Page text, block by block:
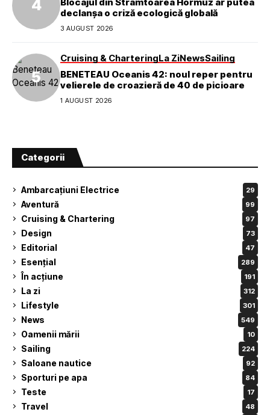
declanșa o criză ecologică globală
3 AUGUST 2026
Cruising & CharteringLa ZiNewsSailing
BENETEAU Oceanis 42: noul reper pentru
velierele de croazieră de 40 de picioare
1 AUGUST 2026
Categorii
Ambarcațiuni Electrice 29
Aventură 99
Cruising & Chartering 97
Design 73
Editorial 47
Esențial 289
În acțiune 191
La zi 312
Lifestyle 301
News 549
Oamenii mării 10
Sailing 224
Saloane nautice 92
Sporturi pe apa 84
Teste 17
Travel 48